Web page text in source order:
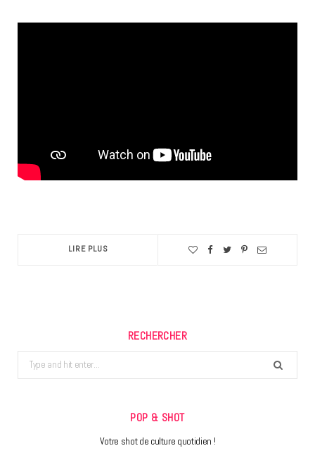
LIRE PLUS
RECHERCHER
Search
for:
POP & SHOT
Votre shot de culture quotidien !